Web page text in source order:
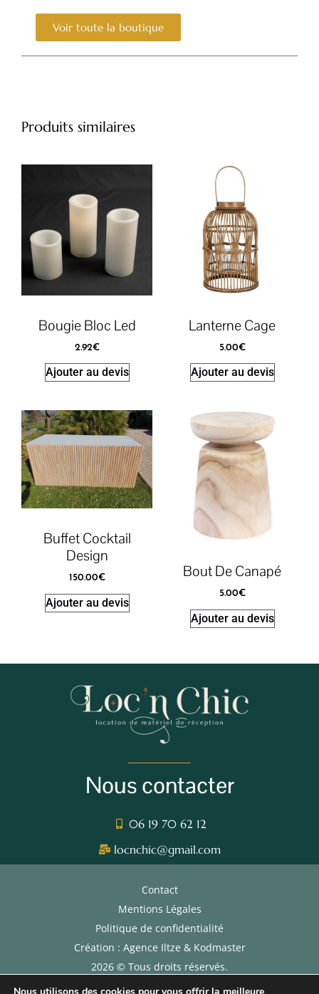
Voir toute la boutique
Produits similaires
Bougie Bloc Led
2.92€
Ajouter au devis
Lanterne Cage
5.00€
Ajouter au devis
Buffet Cocktail
Design
150.00€
Ajouter au devis
Bout De Canapé
5.00€
Ajouter au devis
Nous contacter
06 19 70 62 12
locnchic@gmail.com
Contact
Mentions Légales
Politique de confidentialité
Création : Agence Iltze & Kodmaster
2026 © Tous droits réservés.